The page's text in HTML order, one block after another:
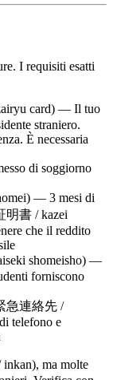
I requisiti esatti
card) — Il tuo
straniero.
È necessaria
di soggiorno
— 3 mesi di
明書 / kazei
che il reddito
shomeisho) —
forniscono
急連絡先 /
telefono e
inkan), ma molte